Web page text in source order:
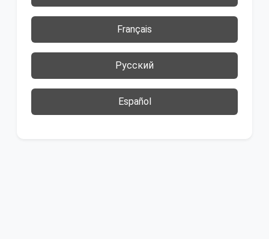
Français
Русский
Español